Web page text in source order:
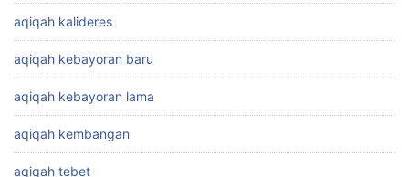
aqiqah kalideres
aqiqah kebayoran baru
aqiqah kebayoran lama
aqiqah kembangan
aqiqah tebet